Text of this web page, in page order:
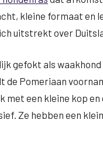
kleine formaat en
uitstrekt over
gefokt als waakhond
de Pomeriaan
een kleine kop
Ze hebben een